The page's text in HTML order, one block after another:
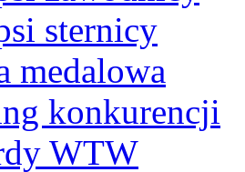
sternicy
medalowa
konkurencji
WTW